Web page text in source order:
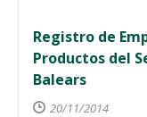
Registro de
Productos del
Balears
20/11/2014